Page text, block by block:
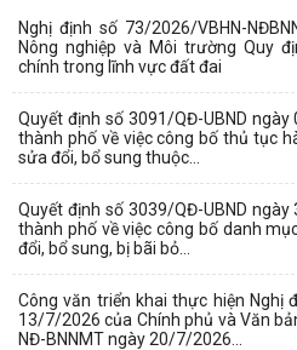
Nghị định số 73/2026/VBHN-
Nông nghiệp và Môi trường Quy
chính trong lĩnh vực đất đai
Quyết định số 3091/QĐ-UBND
thành phố về việc công bố thủ tục
sửa đổi, bổ sung thuộc...
Quyết định số 3039/QĐ-UBND
thành phố về việc công bố danh
đổi, bổ sung, bị bãi bỏ...
Công văn triển khai thực hiện Nghị
13/7/2026 của Chính phủ và Văn
NĐ-BNNMT ngày 20/7/2026...